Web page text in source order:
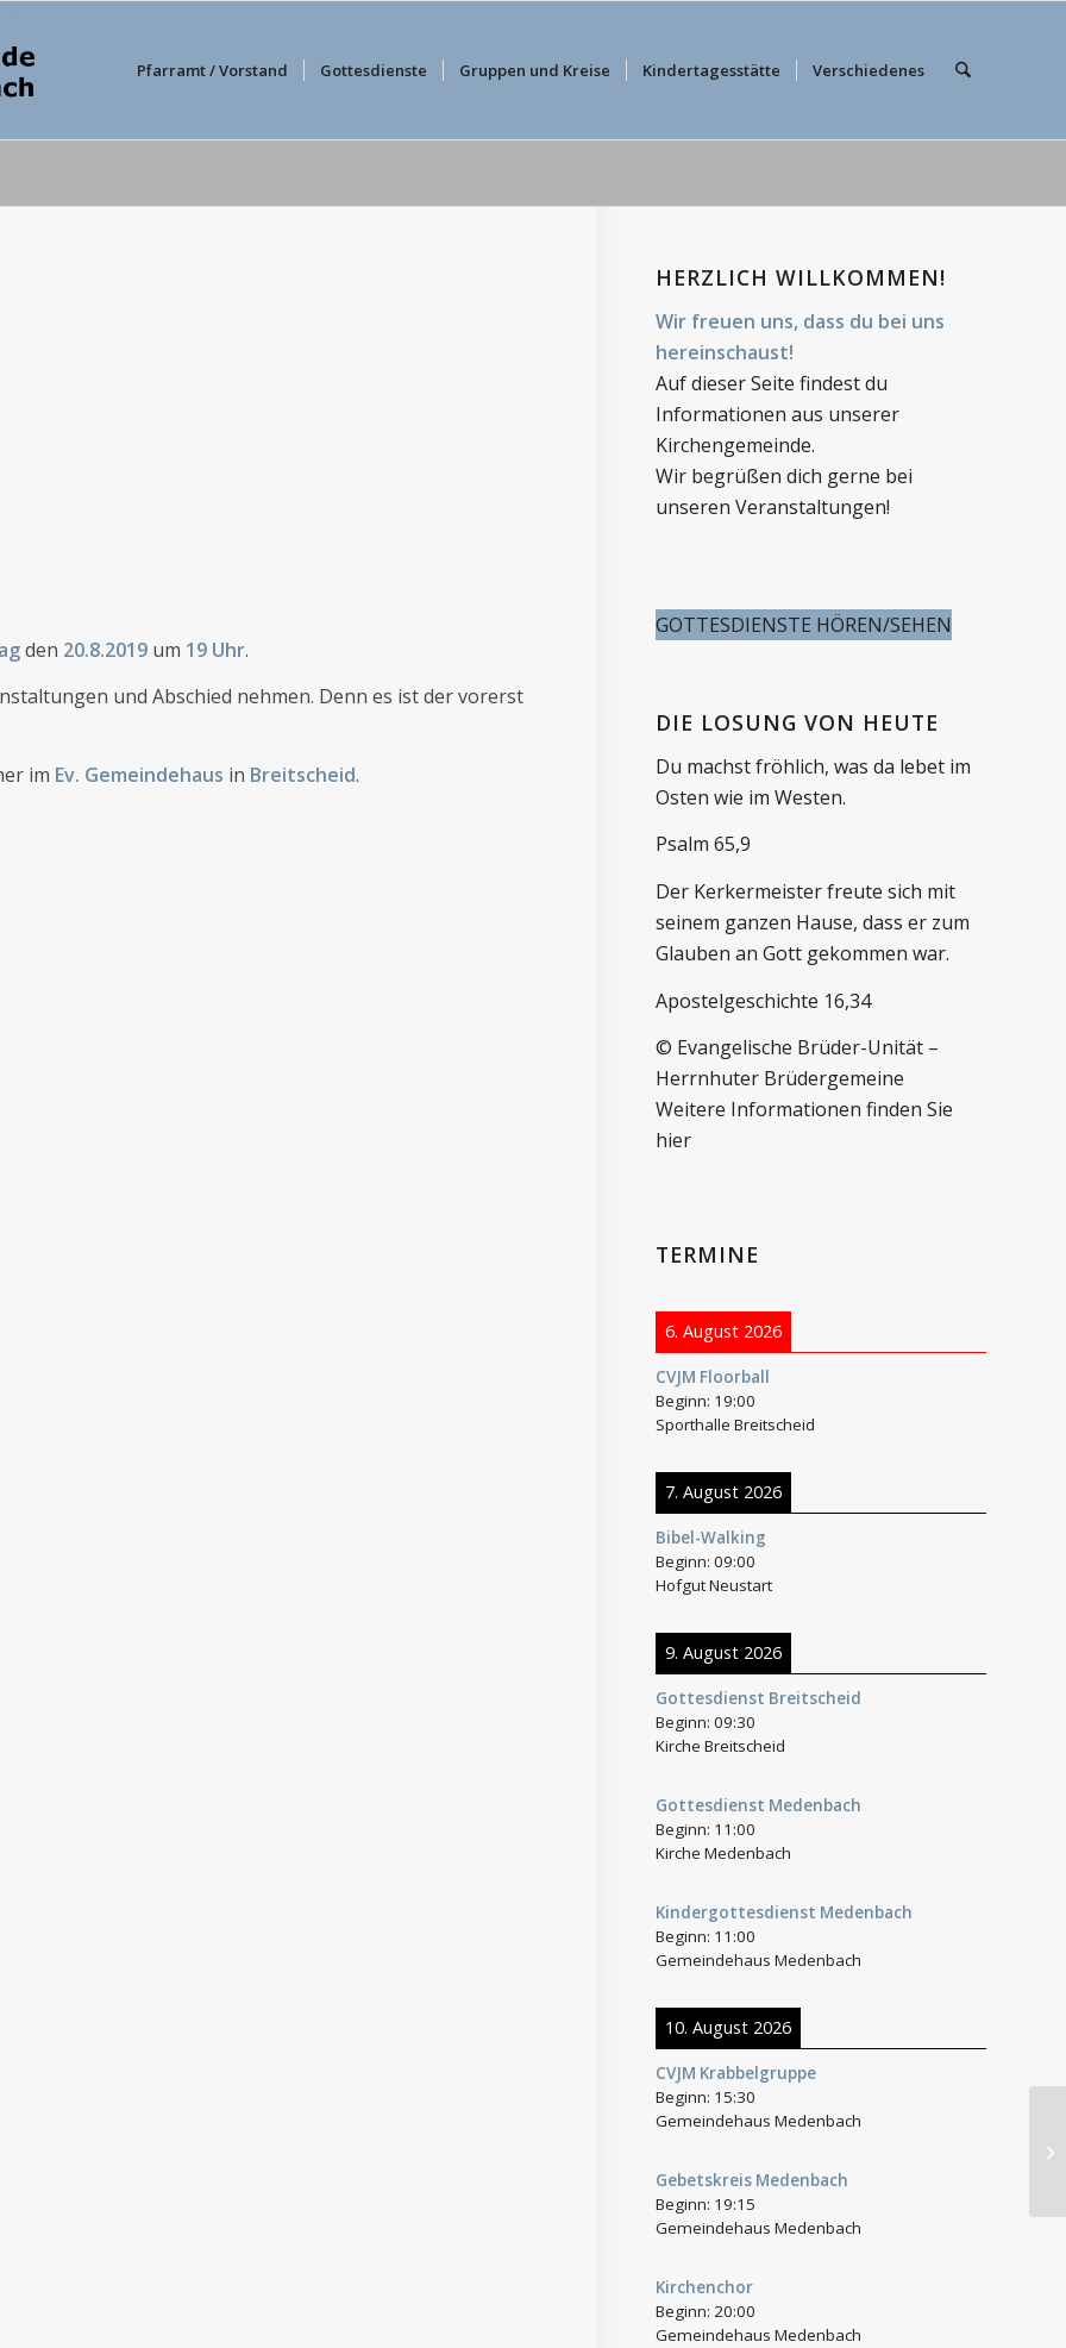
Pfarramt / Vorstand Gottesdienste Gruppen und Kreise Kindertagesstätte Verschiedenes
den 20.8.2019 um 19 Uhr.
und Abschied nehmen. Denn es ist der vorerst
im Ev. Gemeindehaus in Breitscheid.
HERZLICH WILLKOMMEN!
Wir freuen uns, dass du bei uns
hereinschaust!
Auf dieser Seite findest du
Informationen aus unserer
Kirchengemeinde.
Wir begrüßen dich gerne bei
unseren Veranstaltungen!
GOTTESDIENSTE HÖREN/SEHEN
DIE LOSUNG VON HEUTE
Du machst fröhlich, was da lebet im
Osten wie im Westen.
Psalm 65,9
Der Kerkermeister freute sich mit
seinem ganzen Hause, dass er zum
Glauben an Gott gekommen war.
Apostelgeschichte 16,34
© Evangelische Brüder-Unität –
Herrnhuter Brüdergemeine
Weitere Informationen finden Sie
hier
TERMINE
6. August 2026
CVJM Floorball
Beginn: 19:00
Sporthalle Breitscheid
7. August 2026
Bibel-Walking
Beginn:09:00
Hofgut Neustart
9. August 2026
Gottesdienst Breitscheid
Beginn:09:30
Kirche Breitscheid
Gottesdienst Medenbach
Beginn: 11:00
Kirche Medenbach
Kindergottesdienst Medenbach
Beginn: 11:00
Gemeindehaus Medenbach
10. August 2026
CVJM Krabbelgruppe
Beginn: 15:30
Gemeindehaus Medenbach
Gebetskreis Medenbach
Beginn: 19:15
Gemeindehaus Medenbach
Kirchenchor
Beginn:20:00
Gemeindehaus Medenbach